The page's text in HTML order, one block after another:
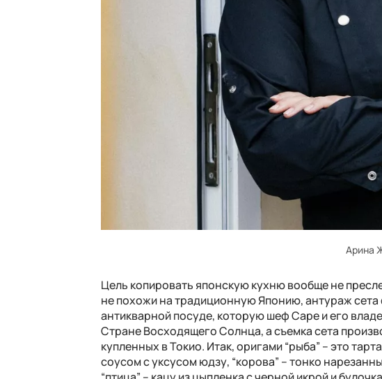
Арина
Цель копировать японскую кухню вообще не
не похожи на традиционную Японию, антураж сета
антикварной посуде, которую шефCapeи его
Стране Восходящего Солнца, а съемка сета
купленных в Токио. Итак, оригами “рыба” – это
соусом с уксусом юдзу, “корова” – тонко